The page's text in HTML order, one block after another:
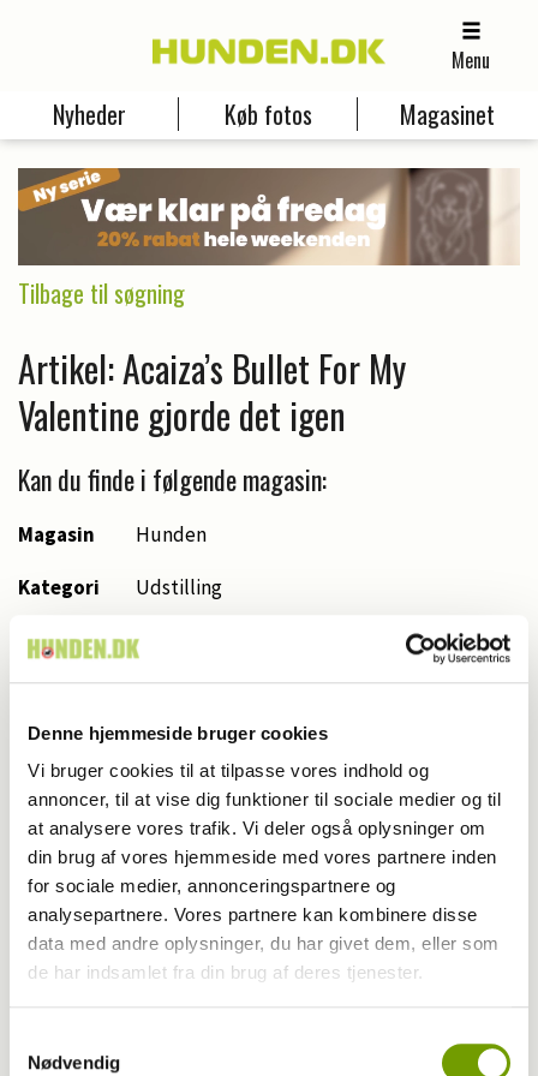
Denne hjemmeside bruger cookies
Vi bruger cookies til at tilpasse vores indhold og
annoncer, til at vise dig funktioner til sociale medier og til
at analysere vores trafik. Vi deler også oplysninger om
din brug af vores hjemmeside med vores partnere inden
for sociale medier, annonceringspartnere og
analysepartnere. Vores partnere kan kombinere disse
data med andre oplysninger, du har givet dem, eller som
de har indsamlet fra din brug af deres tjenester.
Nødvendig
Menu
Nyheder Køb fotos Magasinet
Tilbage til søgning
Artikel: Acaiza’s Bullet For My
Valentine gjorde det igen
Kan du finde i følgende magasin:
Magasin
Hunden
Kategori
Udstilling
Udgivet
2026
Udgivet
5
Start side
nr.
Antal
sider
3,0
Skribent Rinnie Mathilde Ilsøe